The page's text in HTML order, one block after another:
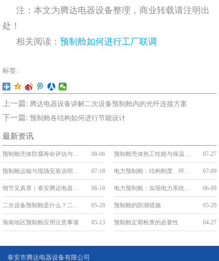
注：本文为腾达电器设备整理，商业转载请注明出
处！
相关阅读： 预制舱如何进行工厂联调
标签:
上一篇: 腾达电器设备讲解二次设备预制舱内的光纤连接方案
下一篇: 预制舱各结构如何进行节能设计
最新资讯
预制舱壳体防腐寿命评估与维护 08-06 预制舱壳体热工性能与保温构造 07-27
预制舱运输与现场安装说明：吊装、就位与接口连接 07-18 电力预制舱：结构刚度、环境防护与系统稳定性 07-09
细节见真章｜泰安腾达电器：把“线缆艺术”刻进预制舱的基因里 06-18 电力预制舱：实现电力系统的变革与升级 06-09
二次设备预制舱是什么？二次舱的应用和优势 05-28 预制舱的防潮措施 05-20
海南地区预制舱应用注意事项 05-13 预制舱定期检查的必要性 04-27
泰安市腾达电器设备有限公司